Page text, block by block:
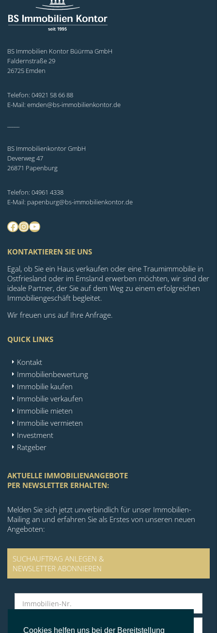
Cookies helfen uns bei der Bereitstellung
BS Immobilien Kontor Büürma GmbH
Faldernstraße 29
26725 Emden
Telefon: 04921 58 66 88
E-Mail: emden@bs-immobilienkontor.de
BS Immobilienkontor GmbH
Deverweg 47
26871 Papenburg
Telefon: 04961 4338
E-Mail: papenburg@bs-immobilienkontor.de
Facebook
Instagram
YouTube
KONTAKTIEREN SIE UNS
Egal, ob Sie ein Haus verkaufen oder eine Traumimmobilie in
Ostfriesland oder im Emsland erwerben möchten, wir sind der
ideale Partner, der Sie auf dem Weg zu einem erfolgreichen
Immobiliengeschäft begleitet.
Wir freuen uns auf Ihre Anfrage.
QUICK LINKS
Kontakt
Immobilienbewertung
Immobilie kaufen
Immobilie verkaufen
Immobilie mieten
Immobilie vermieten
Investment
Ratgeber
AKTUELLE IMMOBILIENANGEBOTE
PER NEWSLETTER ERHALTEN:
Melden Sie sich jetzt unverbindlich für unser Immobilien-
Mailing an und erfahren Sie als Erstes von unseren neuen
Angeboten:
SUCHAUFTRAG ANLEGEN &
NEWSLETTER ABONNIEREN